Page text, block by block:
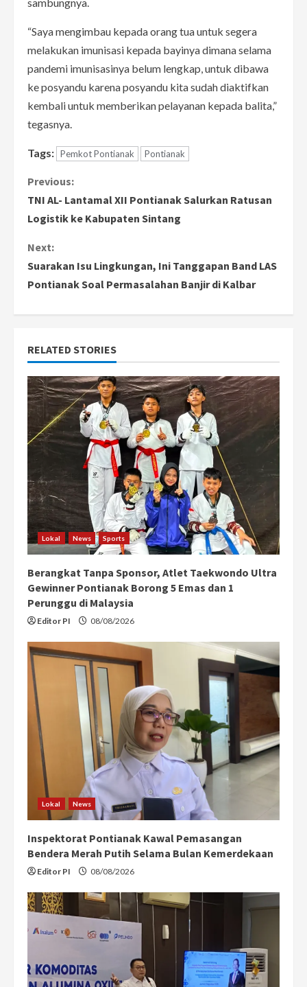
“Saya mengimbau kepada orang tua untuk segera
melakukan imunisasi kepada bayinya dimana selama
pandemi imunisasinya belum lengkap, untuk dibawa
ke posyandu karena posyandu kita sudah diaktifkan
kembali untuk memberikan pelayanan kepada balita,”
tegasnya.
Tags: Pemkot Pontianak Pontianak
C
o
n
t
u
e
R
e
a
d
i
n
g
Previous:
TNI AL- Lantamal XII Pontianak Salurkan Ratusan
Logistik ke Kabupaten Sintang
Next:
Suarakan Isu Lingkungan, Ini Tanggapan Band LAS
Pontianak Soal Permasalahan Banjir di Kalbar
RELATED STORIES
Lokal News Sports
Berangkat Tanpa Sponsor, Atlet Taekwondo Ultra
Gewinner Pontianak Borong 5 Emas dan 1
Perunggu di Malaysia
Editor PI 08/08/2026
Lokal News
Inspektorat Pontianak Kawal Pemasangan
Bendera Merah Putih Selama Bulan Kemerdekaan
Editor PI 08/08/2026